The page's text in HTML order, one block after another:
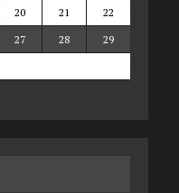
20 21
22
27 28
29